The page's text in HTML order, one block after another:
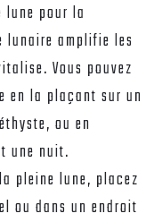
pour la
lunaire amplifie les
Vous pouvez
en la plaçant sur un
ou en
une nuit.
pleine lune, placez
ou dans un endroit